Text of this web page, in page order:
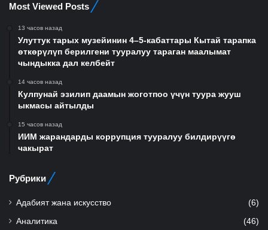
Most Viewed Posts
13 часов назад
Улуттук тарых музейинин 4–5-кабаттары Кытай тарапка
өткөрүлүп берилгени тууралуу тараган маалымат
чындыкка дал келбейт
14 часов назад
Кулпунай эзилип даамын жоготпоо үчүн туура жууш
ыкмасы айтылды
15 часов назад
ИИМ жарандарды коррупция тууралуу билдирүүгө
чакырат
Рубрики
Адабият жана искусство (6)
Аналитика (46)